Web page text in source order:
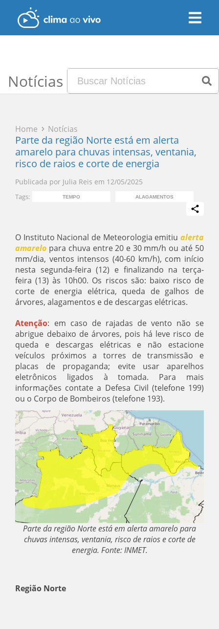
Notícias
Home Notícias
Parte da região Norte está em alerta
amarelo para chuvas intensas, ventania,
risco de raios e corte de energia
Publicada por Julia Reis em 12/05/2025
Tags: TEMPO ALAGAMENTOS
O Instituto Nacional de Meteorologia emitiu alerta
amarelo para chuva entre 20 e 30 mm/h ou até 50
mm/dia, ventos intensos (40-60 km/h), com início
nesta segunda-feira (12) e finalizando na terça-
feira (13) às 10h00. Os riscos são: baixo risco de
corte de energia elétrica, queda de galhos de
árvores, alagamentos e de descargas elétricas.
Atenção: em caso de rajadas de vento não se
abrigue debaixo de árvores, pois há leve risco de
queda e descargas elétricas e não estacione
veículos próximos a torres de transmissão e
placas de propaganda; evite usar aparelhos
eletrônicos ligados à tomada. Para mais
informações contate a Defesa Civil (telefone 199)
ou o Corpo de Bombeiros (telefone 193).
Parte da região Norte está em alerta amarelo para
chuvas intensas, ventania, risco de raios e corte de
energia. Fonte: INMET.
Região Norte